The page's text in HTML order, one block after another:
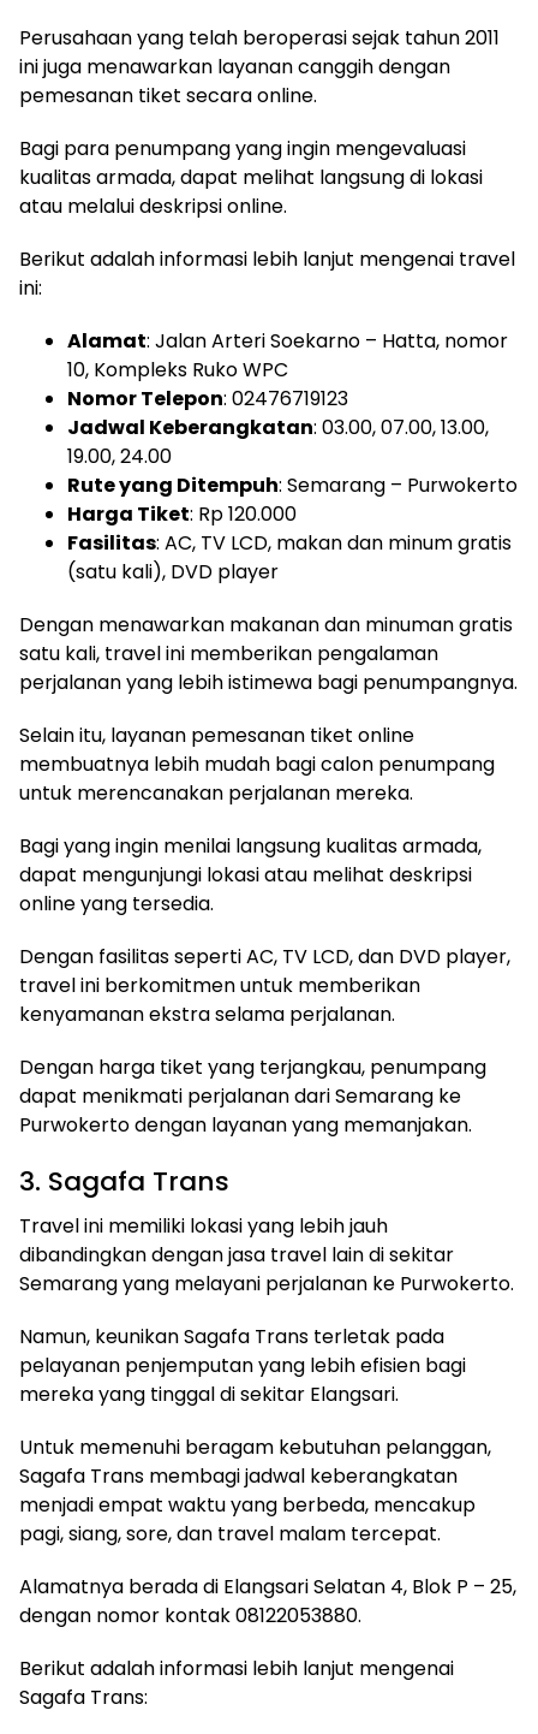
Perusahaan yang telah beroperasi sejak tahun 2011
ini juga menawarkan layanan canggih dengan
pemesanan tiket secara online.
Bagi para penumpang yang ingin mengevaluasi
kualitas armada, dapat melihat langsung di lokasi
atau melalui deskripsi online.
Berikut adalah informasi lebih lanjut mengenai travel
ini:
Alamat: Jalan Arteri Soekarno – Hatta, nomor
10, Kompleks Ruko WPC
Nomor Telepon: 02476719123
Jadwal Keberangkatan: 03.00, 07.00, 13.00,
19.00, 24.00
Rute yang Ditempuh: Semarang – Purwokerto
Harga Tiket: Rp 120.000
Fasilitas: AC, TV LCD, makan dan minum gratis
(satu kali), DVD player
Dengan menawarkan makanan dan minuman gratis
satu kali, travel ini memberikan pengalaman
perjalanan yang lebih istimewa bagi penumpangnya.
Selain itu, layanan pemesanan tiket online
membuatnya lebih mudah bagi calon penumpang
untuk merencanakan perjalanan mereka.
Bagi yang ingin menilai langsung kualitas armada,
dapat mengunjungi lokasi atau melihat deskripsi
online yang tersedia.
Dengan fasilitas seperti AC, TV LCD, dan DVD player,
travel ini berkomitmen untuk memberikan
kenyamanan ekstra selama perjalanan.
Dengan harga tiket yang terjangkau, penumpang
dapat menikmati perjalanan dari Semarang ke
Purwokerto dengan layanan yang memanjakan.
3. Sagafa Trans
Travel ini memiliki lokasi yang lebih jauh
dibandingkan dengan jasa travel lain di sekitar
Semarang yang melayani perjalanan ke Purwokerto.
Namun, keunikan Sagafa Trans terletak pada
pelayanan penjemputan yang lebih efisien bagi
mereka yang tinggal di sekitar Elangsari.
Untuk memenuhi beragam kebutuhan pelanggan,
Sagafa Trans membagi jadwal keberangkatan
menjadi empat waktu yang berbeda, mencakup
pagi, siang, sore, dan travel malam tercepat.
Alamatnya berada di Elangsari Selatan 4, Blok P – 25,
dengan nomor kontak 08122053880.
Berikut adalah informasi lebih lanjut mengenai
Sagafa Trans: